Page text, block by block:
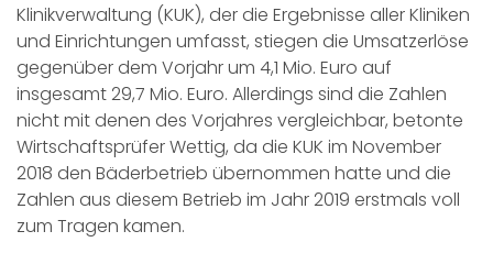
Klinikverwaltung (KUK), der die Ergebnisse aller Kliniken
und Einrichtungen umfasst, stiegen die Umsatzerlöse
gegenüber dem Vorjahr um 4,1 Mio. Euro auf
insgesamt 29,7 Mio. Euro. Allerdings sind die Zahlen
nicht mit denen des Vorjahres vergleichbar, betonte
Wirtschaftsprüfer Wettig, da die KUK im November
2018 den Bäderbetrieb übernommen hatte und die
Zahlen aus diesem Betrieb im Jahr 2019 erstmals voll
zum Tragen kamen.